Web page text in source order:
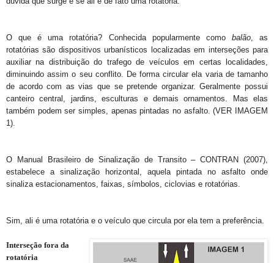
O que é uma rotatória? Conhecida popularmente como balão, as
rotatórias são dispositivos urbanísticos localizadas em interseções para
auxiliar na distribuição do trafego de veículos em certas localidades,
diminuindo assim o seu conflito. De forma circular ela varia de tamanho
de acordo com as vias que se pretende organizar. Geralmente possui
canteiro central, jardins, esculturas e demais ornamentos. Mas elas
também podem ser simples, apenas pintadas no asfalto. (VER IMAGEM
1).
O Manual Brasileiro de Sinalização de Transito – CONTRAN (2007),
estabelece a sinalização horizontal, aquela pintada no asfalto onde
sinaliza estacionamentos, faixas, símbolos, ciclovias e rotatórias.
Sim, ali é uma rotatória e o veículo que circula por ela tem a preferência.
Interseção fora da
rotatória